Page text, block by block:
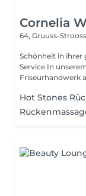
Cornelia
64, Gruuss-Strooss
Schönheit in ihrer ganzen Vielfalt
Service In unserem Friseursalon trifft traditionelles
Friseurhandwerk
Hot Stones